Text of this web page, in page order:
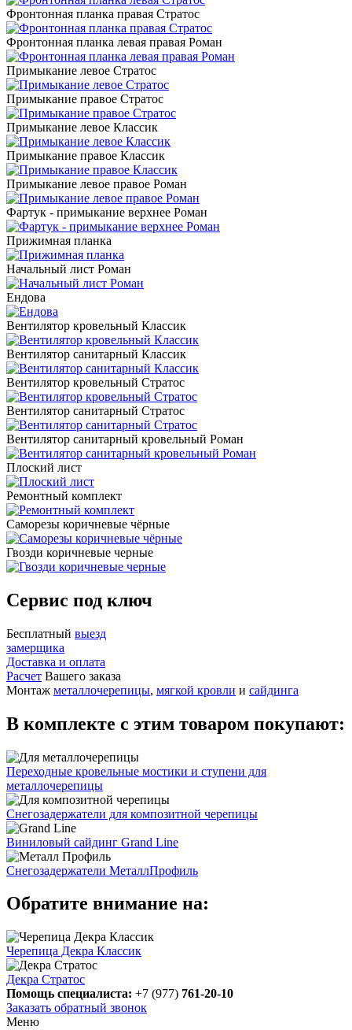
Фронтонная планка правая Стратос
Фронтонная планка левая правая Роман
Примыкание левое Стратос
Примыкание правое Стратос
Примыкание левое Классик
Примыкание правое Классик
Примыкание левое правое Роман
Фартук - примыкание верхнее Роман
Прижимная планка
Начальный лист Роман
Ендова
Вентилятор кровельный Классик
Вентилятор санитарный Классик
Вентилятор кровельный Стратос
Вентилятор санитарный Стратос
Вентилятор санитарный кровельный Роман
Плоский лист
Ремонтный комплект
Саморезы коричневые чёрные
Гвозди коричневые черные
Сервис под ключ
Бесплатный выезд
замерщика
Доставка и оплата
Расчет Вашего заказа
Монтаж металлочерепицы, мягкой кровли и сайдинга
В комплекте с этим товаром покупают:
Переходные кровельные мостики и ступени для
металлочерепицы
Снегозадержатели для композитной черепицы
Виниловый сайдинг Grand Line
Снегозадержатели МеталлПрофиль
Обратите внимание на:
Черепица Декра Классик
Декра Стратос
Помощь специалиста: +7 (977) 761-20-10
Заказать обратный звонок
Меню